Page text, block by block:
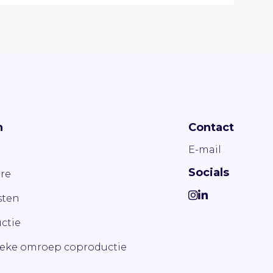
omroep coproductie
Contact
E-mail
Socials